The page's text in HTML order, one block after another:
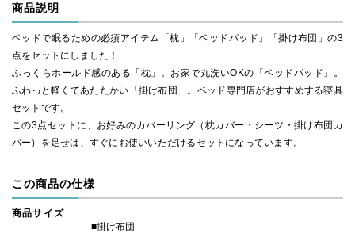
商品説明
ベッドで眠るための必須アイテム「枕」「ベッドパッド」「掛け布団」の3
点をセットにしました！
ふっくらホールド感のある「枕」。お家で丸洗いOKの「ベッドパッド」。
ふわっと軽くてあたたかい「掛け布団」。ベッド専門店がおすすめする寝具
セットです。
この3点セットに、お好みのカバーリング（枕カバー・シーツ・掛け布団カ
バー）を足せば、すぐにお使いいただけるセットになっています。
この商品の仕様
商品サイズ
■掛け布団